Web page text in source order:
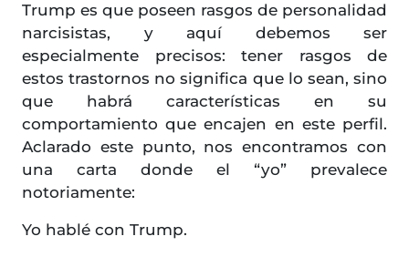
Trump es que poseen rasgos de personalidad
narcisistas, y aquí debemos ser
especialmente precisos: tener rasgos de
estos trastornos no significa que lo sean, sino
que habrá características en su
comportamiento que encajen en este perfil.
Aclarado este punto, nos encontramos con
una carta donde el “yo” prevalece
notoriamente:
Yo hablé con Trump.